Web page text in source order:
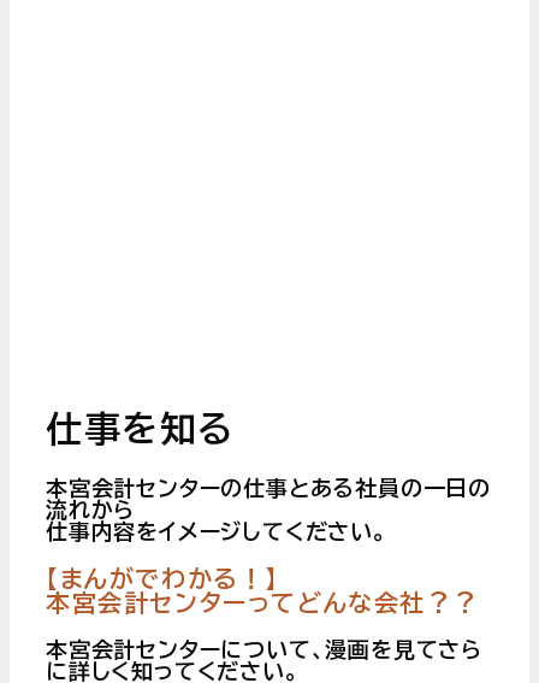
仕事を知る
本宮会計センターの仕事とある社員の一日の
流れから
仕事内容をイメージしてください。
【まんがでわかる！】
本宮会計センターってどんな会社？？
本宮会計センターについて、漫画を見てさら
に詳しく知ってください。